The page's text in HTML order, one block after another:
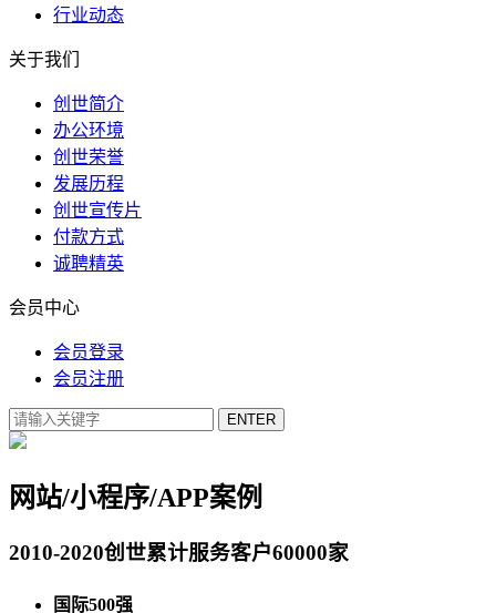
行业动态
关于我们
创世简介
办公环境
创世荣誉
发展历程
创世宣传片
付款方式
诚聘精英
会员中心
会员登录
会员注册
网站/小程序/APP案例
2010-2020创世累计服务客户60000家
国际500强